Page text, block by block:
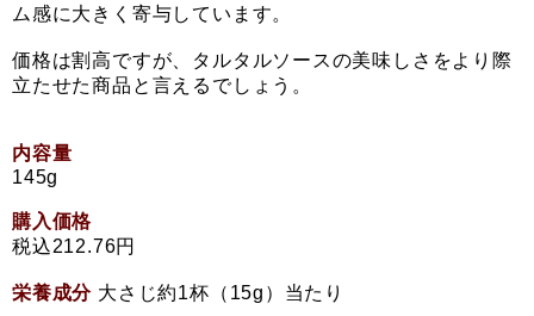
ム感に大きく寄与しています。
価格は割高ですが、タルタルソースの美味しさをより際
立たせた商品と言えるでしょう。
内容量
145g
購入価格
税込212.76円
栄養成分 大さじ約1杯（15g）当たり